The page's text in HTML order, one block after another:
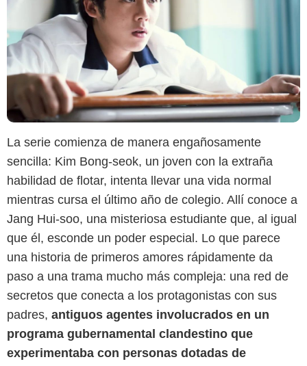
La serie comienza de manera engañosamente
sencilla: Kim Bong-seok, un joven con la extraña
habilidad de flotar, intenta llevar una vida normal
mientras cursa el último año de colegio. Allí conoce a
Jang Hui-soo, una misteriosa estudiante que, al igual
que él, esconde un poder especial. Lo que parece
una historia de primeros amores rápidamente da
paso a una trama mucho más compleja: una red de
secretos que conecta a los protagonistas con sus
padres, antiguos agentes involucrados en un
programa gubernamental clandestino que
experimentaba con personas dotadas de